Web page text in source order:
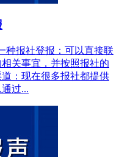
种报社登报：可以直接联
关事宜，并按照报社的
：现在很多报社都提供
过...